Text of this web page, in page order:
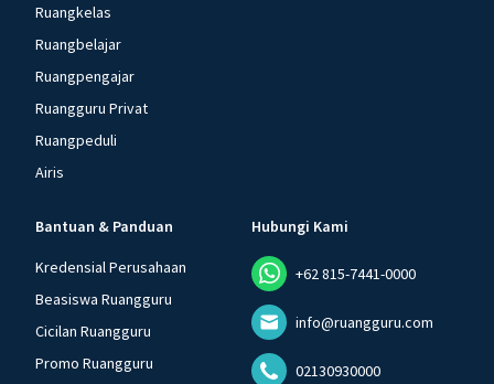
Ruangkelas
Ruangbelajar
Ruangpengajar
Ruangguru Privat
Ruangpeduli
Airis
Bantuan & Panduan
Kredensial Perusahaan
Beasiswa Ruangguru
Cicilan Ruangguru
Promo Ruangguru
Hubungi Kami
+62 815-7441-0000
info@ruangguru.com
02130930000